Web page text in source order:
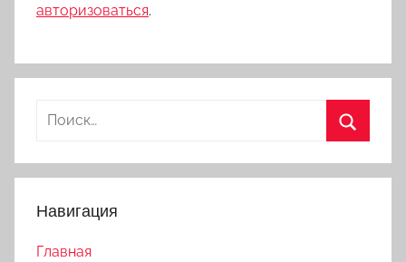
авторизоваться.
Найти:
Навигация
Главная